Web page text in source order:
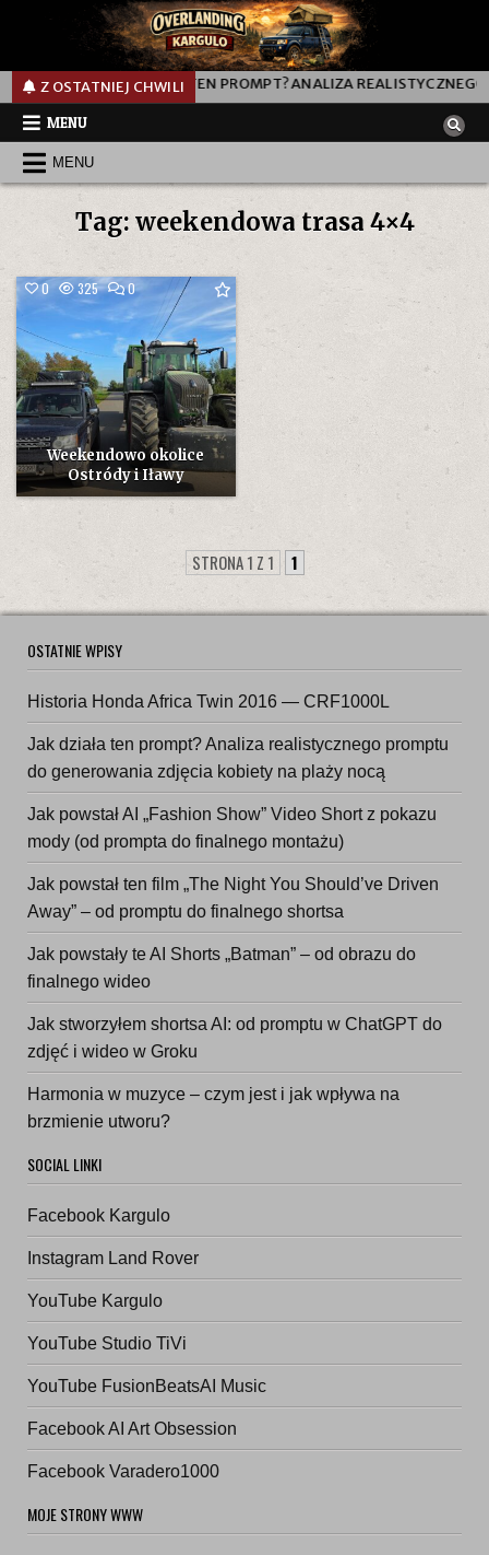
Z OSTATNIEJ CHWILI
JAK DZIAŁA TEN PROMPT? ANALIZA REALISTYCZNEGO
MENU
MENU
Tag: weekendowa trasa 4×4
0 325 0COMMENT
ON
WEEKENDOWO
OKOLICE
OSTRÓDY
I
IŁAWY
Weekendowo okolice
Ostródy i Iławy
STRONA 1 Z 1 1
OSTATNIE WPISY
Historia Honda Africa Twin 2016 — CRF1000L
Jak działa ten prompt? Analiza realistycznego promptu
do generowania zdjęcia kobiety na plaży nocą
Jak powstał AI „Fashion Show” Video Short z pokazu
mody (od prompta do finalnego montażu)
Jak powstał ten film „The Night You Should’ve Driven
Away” – od promptu do finalnego shortsa
Jak powstały te AI Shorts „Batman” – od obrazu do
finalnego wideo
Jak stworzyłem shortsa AI: od promptu w ChatGPT do
zdjęć i wideo w Groku
Harmonia w muzyce – czym jest i jak wpływa na
brzmienie utworu?
SOCIAL LINKI
Facebook Kargulo
Instagram Land Rover
YouTube Kargulo
YouTube Studio TiVi
YouTube FusionBeatsAI Music
Facebook AI Art Obsession
Facebook Varadero1000
MOJE STRONY WWW